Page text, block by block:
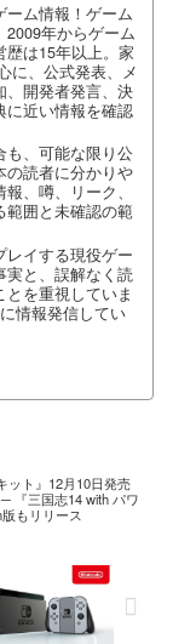
ーム情報！ゲーム
年からゲーム
歴は15年以上。家
に、公式発表、メ
、開発者発言、決
に近い情報を確認
も、可能な限り公
の読者に分かりや
、噂、リーク、
範囲と未確認の範
レイする現役ゲー
実と、誤解なく読
を重視していま
情報発信してい
ット』12月10日発売
『三国志14 with パワ
もリリース